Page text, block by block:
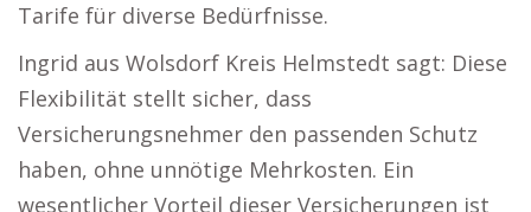
Tarife für diverse Bedürfnisse.
Ingrid aus Wolsdorf Kreis Helmstedt sagt: Diese
Flexibilität stellt sicher, dass
Versicherungsnehmer den passenden Schutz
haben, ohne unnötige Mehrkosten. Ein
wesentlicher Vorteil dieser Versicherungen ist